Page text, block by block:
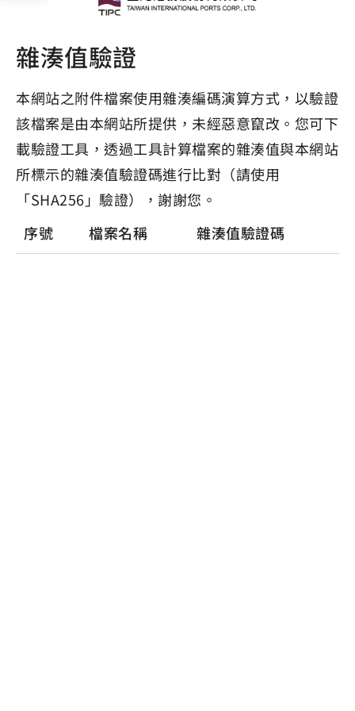
雜湊值驗證
本網站之附件檔案使用雜湊編碼演算方式，以驗證
該檔案是由本網站所提供，未經惡意竄改。您可下
載驗證工具，透過工具計算檔案的雜湊值與本網站
所標示的雜湊值驗證碼進行比對（請使用
「SHA256」驗證），謝謝您。
序號
檔案名稱 雜湊值驗證碼